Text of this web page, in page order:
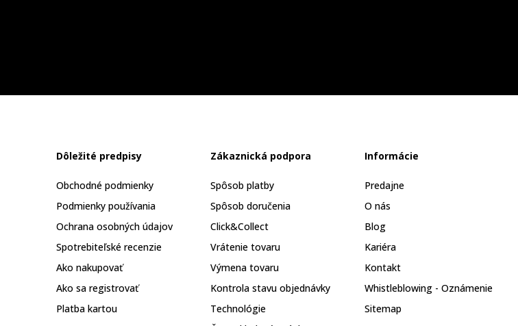
Dôležité predpisy
Obchodné podmienky
Podmienky používania
Ochrana osobných údajov
Spotrebiteľské recenzie
Ako nakupovať
Ako sa registrovať
Platba kartou
Zákaznická podpora
Spôsob platby
Spôsob doručenia
Click&Collect
Vrátenie tovaru
Výmena tovaru
Kontrola stavu objednávky
Technológie
Informácie
Predajne
O nás
Blog
Kariéra
Kontakt
Whistleblowing - Oznámenie
Sitemap